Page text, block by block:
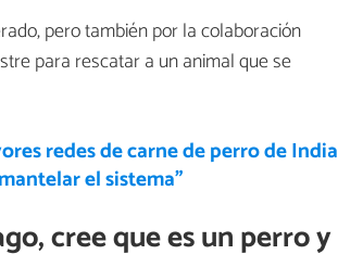
pero también por la colaboración
para rescatar a un animal que se
redes de carne de perro de India
el sistema”
cree que es un perro y